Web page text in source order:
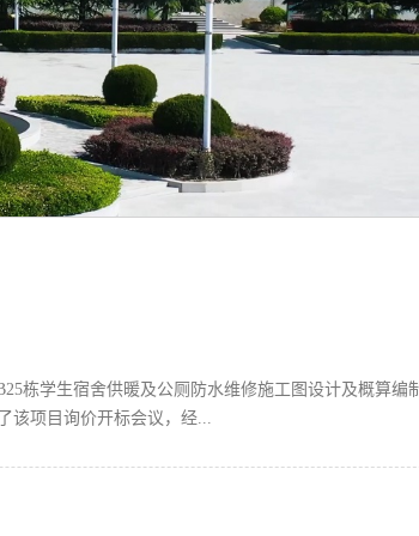
栋学生宿舍供暖及公厕防水维修施工图设计及概算编
该项目询价开标会议，经...